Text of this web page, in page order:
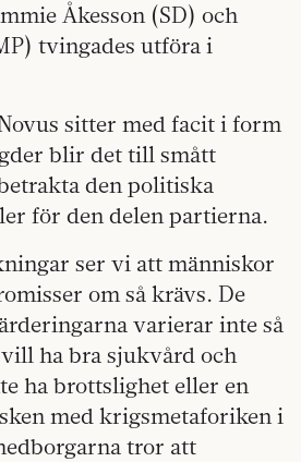
Åkesson (SD) och
tvingades utföra i
sitter med facit i form
blir det till smått
den politiska
för den delen partierna.
ser vi att människor
om så krävs. De
varierar inte så
ha bra sjukvård och
ha brottslighet eller en
med krigsmetaforiken i
tror att